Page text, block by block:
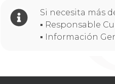
Si necesita más
▪ Responsable
▪ Información